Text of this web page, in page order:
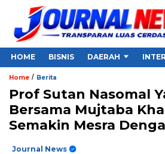
HOME BISNIS DAERAH
Home / Berita
Prof Sutan Nasomal
Bersama Mujtaba
Semakin Mesra
Journal News